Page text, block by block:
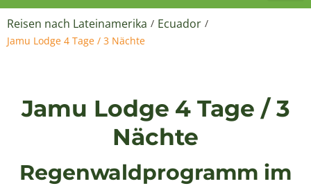
Reisen nach Lateinamerika / Ecuador /
Jamu Lodge 4 Tage / 3 Nächte
Jamu Lodge 4 Tage / 3
Nächte
Regenwaldprogramm im